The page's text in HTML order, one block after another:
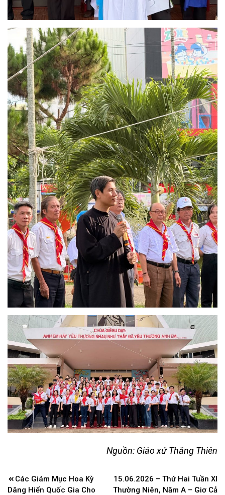
Nguồn: Giáo xứ Thăng Thiên
Điều
hướng
Các Giám Mục Hoa Kỳ
Dâng Hiến Quốc Gia Cho
15.06.2026 – Thứ Hai Tuần XI
Thường Niên, Năm A – Giơ Cả